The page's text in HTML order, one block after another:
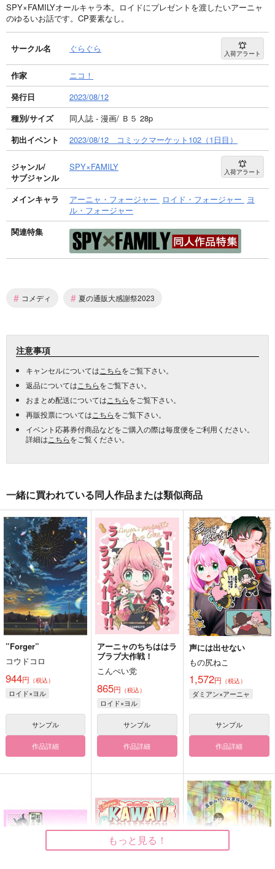
SPY×FAMILYオールキャラ本。ロイドにプレゼントを渡したいアーニャ
のゆるいお話です。CP要素なし。
サークル名 ぐらぐら 入荷アラート
作家
ニコ！
発行日
2023/08/12
種別/サイズ
同人誌 - 漫画/ Ｂ５ 28p
初出イベント
2023/08/12 コミックマーケット102（1日目）
ジャンル/
サブジャンル
SPY×FAMILY 入荷アラート
メインキャラ アーニャ・フォージャー ロイド・フォージャー ヨ
ル・フォージャー
関連特集
# コメディ # 夏の通販大感謝祭2023
注意事項
キャンセルについては こちらをご覧下さい。
返品については こちらをご覧下さい。
おまとめ配送については こちらをご覧下さい。
再販投票については こちらをご覧下さい。
イベント応募券付商品などをご購入の際は毎度便をご利用ください。
詳細は こちらをご覧ください。
一緒に買われている同人作品または類似商品
”Forger”
コウドコロ
944円 （税込）
ロイド×ヨル
サンプル
作品詳細
アーニャのちちははラ
ブラブ大作戦！
こんぺい党
865円 （税込）
ロイド×ヨル
サンプル
作品詳細
声には出せない
もの尻ねこ
1,572円 （税込）
ダミアン×アーニャ
サンプル
作品詳細
もっと見る！